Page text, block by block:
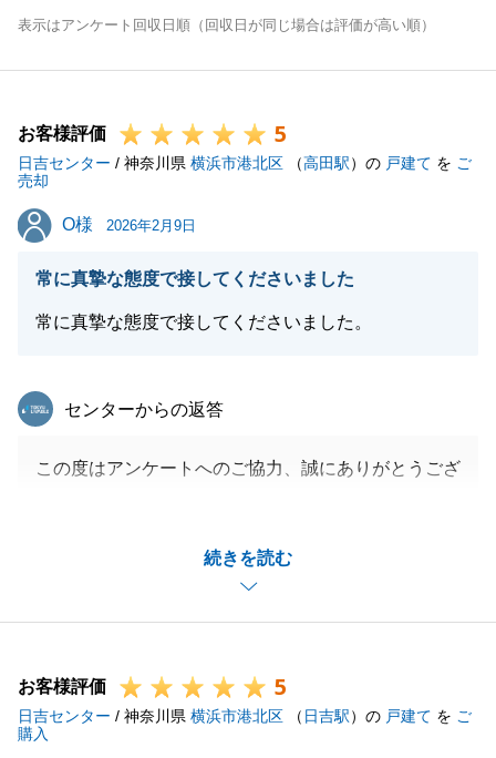
表示はアンケート回収日順（回収日が同じ場合は評価が高い順）
お客様評価 5
日吉センター / 神奈川県 横浜市港北区 （高田駅）の 戸建て を ご
売却
O様
O様 2026年2月9日
常に真摯な態度で接してくださいました
常に真摯な態度で接してくださいました。
続きを読む
東急リバブル
センターからの返答
この度はアンケートへのご協力、誠にありがとうござ
き締まる思いであると同時に、嬉しく思います。
不動産の売買は、法的な手続きや大きなお金が動く非
常にデリケートなものです。だからこそ、私は常にお
に、そして真っ直ぐに向き合うことを自分自身のルー
ルとしております。
O様の大切なお取引に携わらせていただいたご縁に、
お客様評価 5
日吉センター / 神奈川県 横浜市港北区 （ 日吉駅）の 戸建て を ご
購入